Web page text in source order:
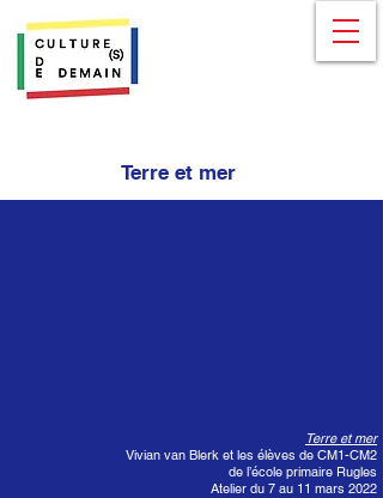
Terre et mer
Terre et mer
Vivian van Blerk et les élèves de CM1-CM2
de l’école primaire Rugles
Atelier du 7 au 11 mars 2022